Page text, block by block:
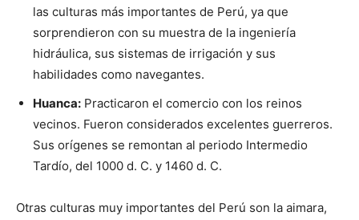
las culturas más importantes de Perú, ya que
sorprendieron con su muestra de la ingeniería
hidráulica, sus sistemas de irrigación y sus
habilidades como navegantes.
Huanca: Practicaron el comercio con los reinos
vecinos. Fueron considerados excelentes guerreros.
Sus orígenes se remontan al periodo Intermedio
Tardío, del 1000 d. C. y 1460 d. C.
Otras culturas muy importantes del Perú son la aimara,